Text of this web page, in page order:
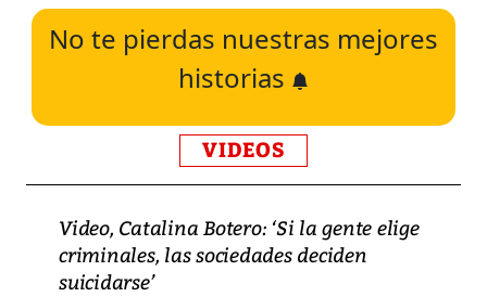
No te pierdas nuestras mejores
historias
VIDEOS
Video, Catalina Botero: ‘Si la gente elige
criminales, las sociedades deciden
suicidarse’